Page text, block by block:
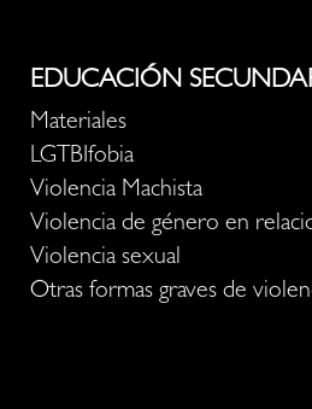
EDUCACIÓN
Materiales
LGTBIfobia
Violencia Machista
Violencia de género en
Violencia sexual
Otras formas graves de